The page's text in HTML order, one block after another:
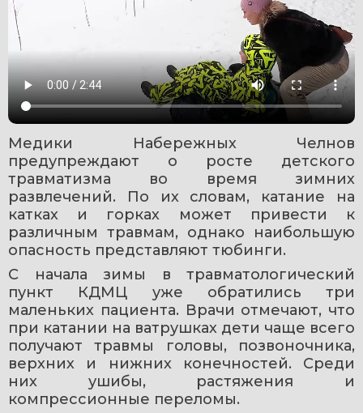
Медики Набережных Челнов
предупреждают о росте детского
травматизма во время зимних
развлечений. По их словам, катание на
катках и горках может привести к
различным травмам, однако наибольшую
опасность представляют тюбинги.
С начала зимы в травматологический
пункт КДМЦ уже обратились три
маленьких пациента. Врачи отмечают, что
при катании на ватрушках дети чаще всего
получают травмы головы, позвоночника,
верхних и нижних конечностей. Среди
них ушибы, растяжения и
компрессионные переломы.